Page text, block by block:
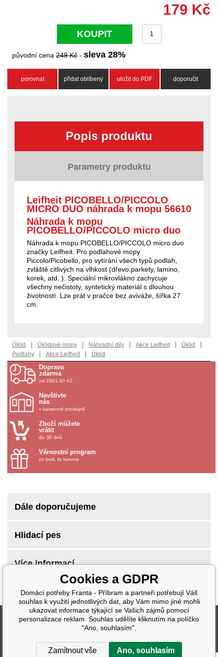
179 Kč
KOUPIT
původní cena 249Kč - sleva 28%
porovnat přidat oblíbený uložit do PDF doporučit
Popis produktu
Parametry produktu
Leifheit PICOBELLO/PICCOLO
MICRO DUO náhrada k mopu 56610
Náhrada k mopu
PICOBELLO/PICCOLO micro duo
Náhrada k mopu PICOBELLO/PICCOLO micro duo
značky Leifheit. Pro podlahové mopy
Piccolo/Picobello, pro vytírání všech typů podlah,
zvláště citlivých na vlhkost (dřevo,parkety, lamino,
korek, atd. ). Speciální mikrovlákno zachycuje
všechny nečistoty, syntetický materiál s dlouhou
životností. Lze prát v pračce bez aviváže, šířka 27
cm.
Úklid | Úklidové mopy | Náhradní díly | Akce Leifheit | Úklid |
Podlahy | Akce Leifheit | Úklid
Doprava
zdarma
od 2501.00 Kč
Navštivte
nás
v kamenné prodejně
Zboží můžete
vrátit
do 30 dnů
Věrnostní program
co bod, to koruna
Dále doporučujeme
Hlidací pes
Více informací
Fakturační údaje
Další informace
Cookies a GDPR
Domácí potřeby Franta - Příbram a partneři potřebují Váš
souhlas k využití jednotlivých dat, aby Vám mimo jiné mohli
ukazovat informace týkající se Vašich zájmů pomocí
personalizace reklam. Souhlas udělíte kliknutím na políčko
"Ano, souhlasím".
Zamítnout vše Ano, souhlasím